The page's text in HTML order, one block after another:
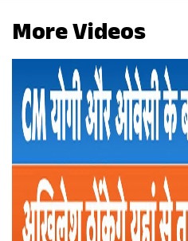
More Videos